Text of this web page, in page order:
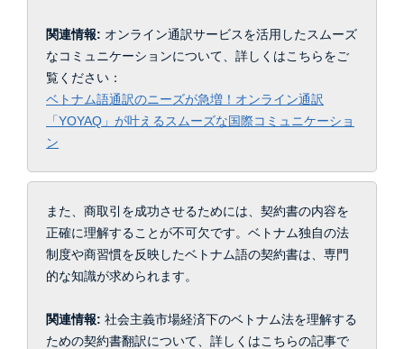
関連情報: オンライン通訳サービスを活用したスムーズ
なコミュニケーションについて、詳しくはこちらをご
覧ください：
ベトナム語通訳のニーズが急増！オンライン通訳
「YOYAQ」が叶えるスムーズな国際コミュニケーショ
ン
また、商取引を成功させるためには、契約書の内容を
正確に理解することが不可欠です。ベトナム独自の法
制度や商習慣を反映したベトナム語の契約書は、専門
的な知識が求められます。
関連情報: 社会主義市場経済下のベトナム法を理解する
ための契約書翻訳について、詳しくはこちらの記事で